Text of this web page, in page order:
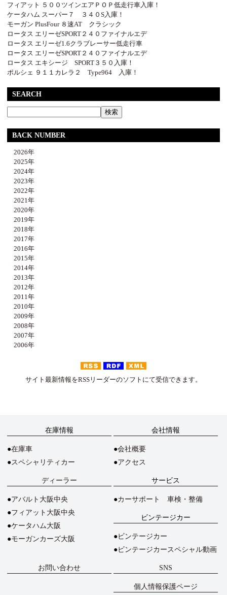
フィアット ５００ツインエアＰＯＰ低走行車入庫！
ケータハム スーパー７ ３４０S入庫！
モーガン PlusFour ８速AT クラシック
ロータス エリーゼSPORT２４０ファイナルエデ
ロータス エリーゼ1.6クラブレーサー低走行車
ロータス エリーゼSPORT２４０ファイナルエデ
ロータス エキシージ SPORT３５０入庫！
ポルシェ ９１１カレラ２ Type964 入庫！
SEARCH
BACK NUMBER
2026年
2025年
2024年
2023年
2022年
2021年
2020年
2019年
2018年
2017年
2016年
2015年
2014年
2013年
2012年
2011年
2010年
2009年
2008年
2007年
2006年
サイト最新情報をRSSリーダーのソフトにて受信できます。
在庫情報
在庫車
スペシャリティカー
会社情報
会社概要
アクセス
ディーラー
アバルト大阪中央
フィアット大阪中央
ケータハム大阪
モーガンカーズ大阪
サービス
カーサポート 車検・整備
ビンテージカー
ビンテージカー
ビンテージカースペシャル動画
お問い合わせ SNS
個人情報保護ページ